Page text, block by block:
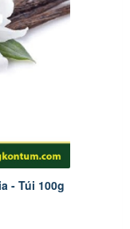
- Túi 100g